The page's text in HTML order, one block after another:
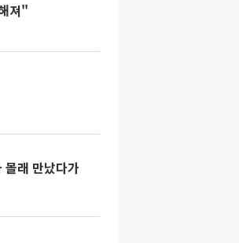
져"
래 만났다가